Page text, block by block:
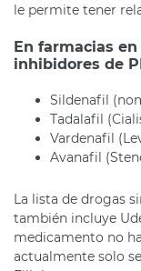
le permite tener
En farmacias
inhibidores de
Sildenafil
Tadalafil
Vardenafil
Avanafil
La lista de drogas
también incluye
medicamento no
actualmente solo